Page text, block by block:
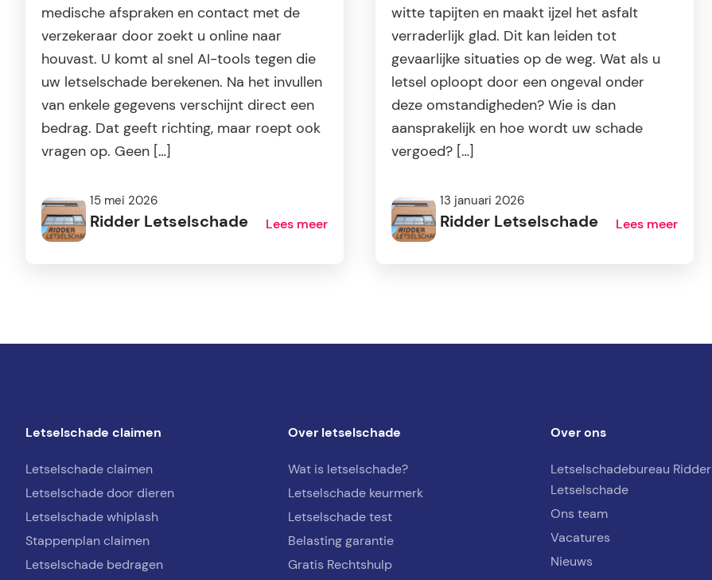
medische afspraken en contact met de
verzekeraar door zoekt u online naar
houvast. U komt al snel AI-tools tegen die
uw letselschade berekenen. Na het invullen
van enkele gegevens verschijnt direct een
bedrag. Dat geeft richting, maar roept ook
vragen op. Geen […]
15 mei 2026
Ridder Letselschade Lees meer
witte tapijten en maakt ijzel het asfalt
verraderlijk glad. Dit kan leiden tot
gevaarlijke situaties op de weg. Wat als u
letsel oploopt door een ongeval onder
deze omstandigheden? Wie is dan
aansprakelijk en hoe wordt uw schade
vergoed? […]
13 januari 2026
Ridder Letselschade Lees meer
Letselschade claimen
Letselschade claimen
Letselschade door dieren
Letselschade whiplash
Stappenplan claimen
Letselschade bedragen
Over letselschade
Wat is letselschade?
Letselschade keurmerk
Letselschade test
Belasting garantie
Gratis Rechtshulp
Over ons
Letselschadebureau Ridder
Letselschade
Ons team
Vacatures
Nieuws